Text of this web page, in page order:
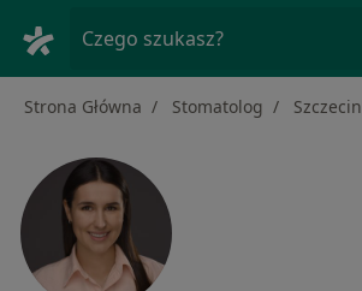
Czego szukasz?
Strona Główna Stomatolog Szczecin